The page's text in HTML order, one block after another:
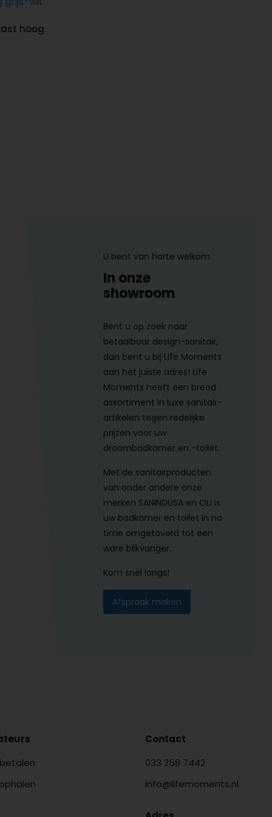
hoog
U bent van harte welkom
In onze
showroom
Bent u op zoek naar
betaalbaar design-sanitair,
dan bent u bij Life Moments
aan het juiste adres! Life
Moments heeft een breed
assortiment in luxe sanitair-
artikelen tegen redelijke
prijzen voor uw
droombadkamer en -toilet.
Met de sanitairproducten
van onder andere onze
merken SANINDUSA en OLI is
uw badkamer en toilet in no
time omgetoverd tot een
ware blikvanger.
Kom snel langs!
Afspraak maken
Contact
033 258 7442
info@lifemoments.nl